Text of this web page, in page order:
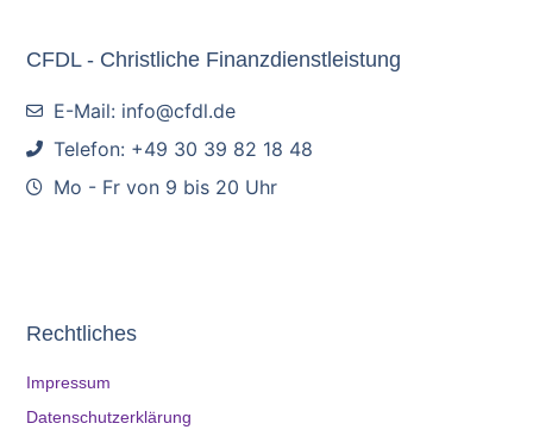
Rechtliches
Impressum
Datenschutzerklärung
CFDL - Christliche Finanzdienstleistung
E-Mail: info@cfdl.de
Telefon: +49 30 39 82 18 48
Mo - Fr von 9 bis 20 Uhr